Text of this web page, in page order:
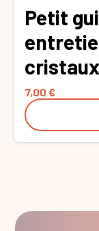
Petit
cristaux
7,00 €